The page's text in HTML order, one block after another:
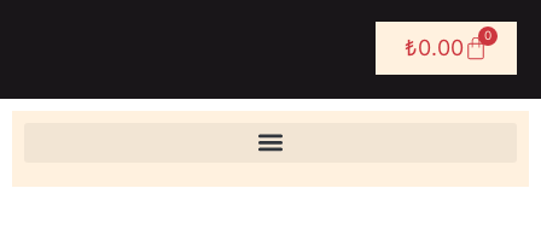
₺0.00 0